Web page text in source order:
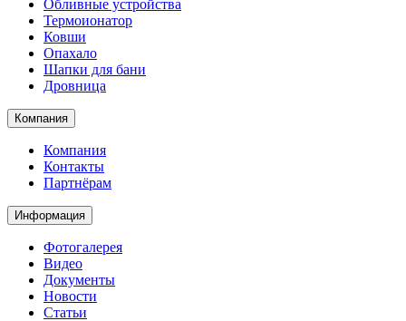
Обливные устройства
Термоионатор
Ковши
Опахало
Шапки для бани
Дровница
Компания
Компания
Контакты
Партнёрам
Информация
Фотогалерея
Видео
Документы
Новости
Статьи